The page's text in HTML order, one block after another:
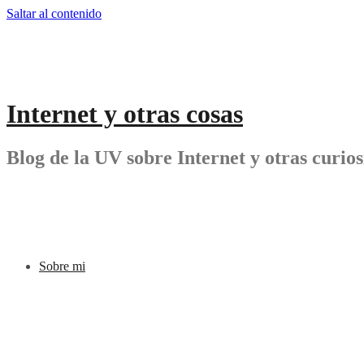
Saltar al contenido
Internet y otras cosas
Blog de la UV sobre Internet y otras
Sobre mi